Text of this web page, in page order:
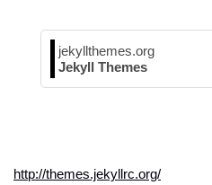
jekyllthemes.org
Jekyll Themes
http://themes.jekyllrc.org/